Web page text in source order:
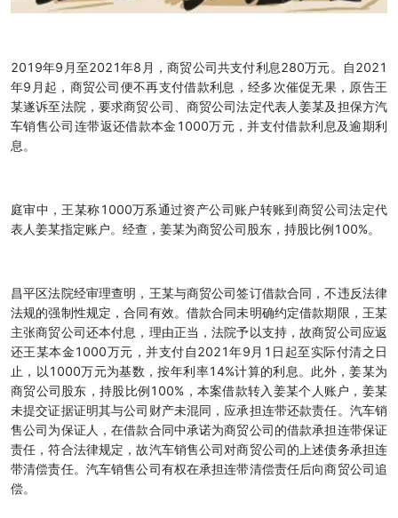
2019年9月至2021年8月，商贸公司共支付利息280万元。自2021
年9月起，商贸公司便不再支付借款利息，经多次催促无果，原告王
某遂诉至法院，要求商贸公司、商贸公司法定代表人姜某及担保方汽
车销售公司连带返还借款本金1000万元，并支付借款利息及逾期利
息。
庭审中，王某称1000万系通过资产公司账户转账到商贸公司法定代
表人姜某指定账户。经查，姜某为商贸公司股东，持股比例100%。
昌平区法院经审理查明，王某与商贸公司签订借款合同，不违反法律
法规的强制性规定，合同有效。借款合同未明确约定借款期限，王某
主张商贸公司还本付息，理由正当，法院予以支持，故商贸公司应返
还王某本金1000万元，并支付自2021年9月1日起至实际付清之日
止，以1000万元为基数，按年利率14%计算的利息。此外，姜某为
商贸公司股东，持股比例100%，本案借款转入姜某个人账户，姜某
未提交证据证明其与公司财产未混同，应承担连带还款责任。汽车销
售公司为保证人，在借款合同中承诺为商贸公司的借款承担连带保证
责任，符合法律规定，故汽车销售公司对商贸公司的上述债务承担连
带清偿责任。汽车销售公司有权在承担连带清偿责任后向商贸公司追
偿。